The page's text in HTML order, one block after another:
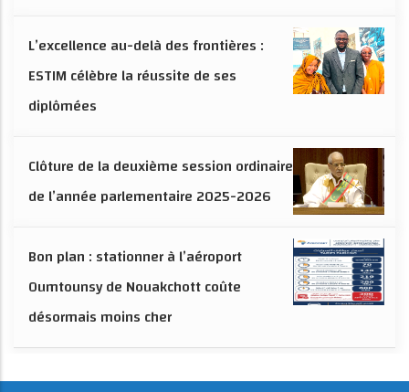
L’excellence au-delà des frontières :
ESTIM célèbre la réussite de ses
diplômées
Clôture de la deuxième session ordinaire
de l’année parlementaire 2025-2026
Bon plan : stationner à l’aéroport
Oumtounsy de Nouakchott coûte
désormais moins cher